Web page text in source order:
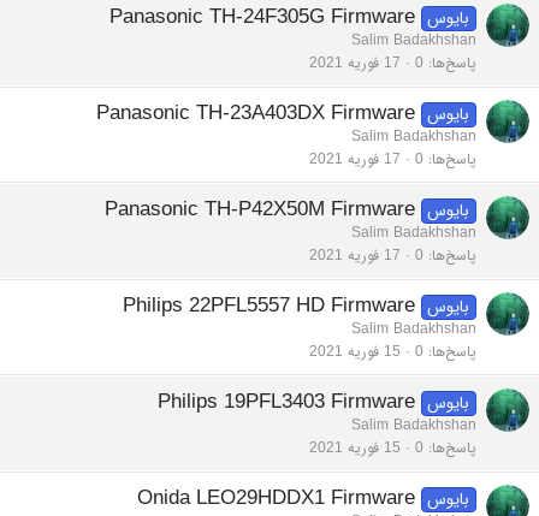
بایوس Panasonic TH-24F305G Firmware
Salim Badakhshan
پاسخ‌ها 0 17 فوریه 2021
بایوس Panasonic TH-23A403DX Firmware
Salim Badakhshan
پاسخ‌ها 0 17 فوریه 2021
بایوس Panasonic TH-P42X50M Firmware
Salim Badakhshan
پاسخ‌ها 0 17 فوریه 2021
بایوس Philips 22PFL5557 HD Firmware
Salim Badakhshan
پاسخ‌ها 0 15 فوریه 2021
بایوس Philips 19PFL3403 Firmware
Salim Badakhshan
پاسخ‌ها 0 15 فوریه 2021
بایوس Onida LEO29HDDX1 Firmware